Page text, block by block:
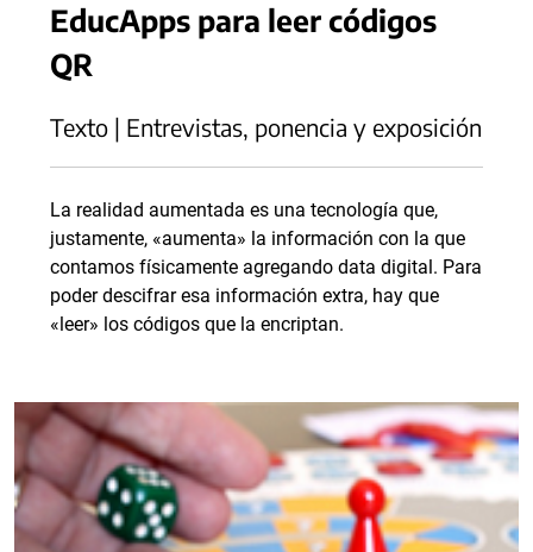
EducApps para leer códigos
QR
Texto | Entrevistas, ponencia y exposición
La realidad aumentada es una tecnología que,
justamente, «aumenta» la información con la que
contamos físicamente agregando data digital. Para
poder descifrar esa información extra, hay que
«leer» los códigos que la encriptan.